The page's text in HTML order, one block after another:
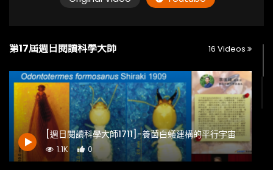
第17屆週日閱讀科學大師 16 Videos
[週日閱讀科學大師1711]-養菌白蟻建構的平行宇宙
1.1K 0